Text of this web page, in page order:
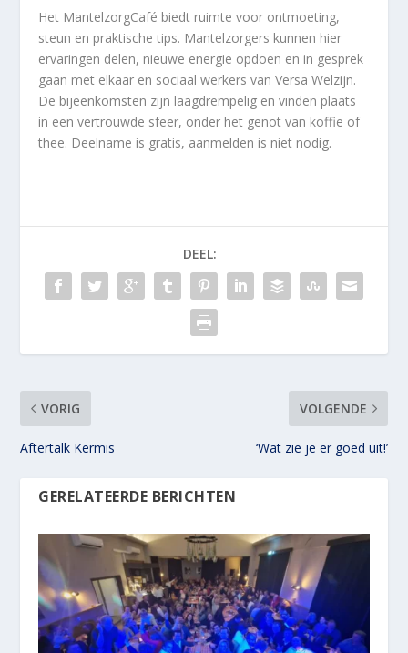
Het MantelzorgCafé biedt ruimte voor ontmoeting,
steun en praktische tips. Mantelzorgers kunnen hier
ervaringen delen, nieuwe energie opdoen en in gesprek
gaan met elkaar en sociaal werkers van Versa Welzijn.
De bijeenkomsten zijn laagdrempelig en vinden plaats
in een vertrouwde sfeer, onder het genot van koffie of
thee. Deelname is gratis, aanmelden is niet nodig.
DEEL:
VORIG
Aftertalk Kermis
VOLGENDE
‘Wat zie je er goed uit!’
GERELATEERDE BERICHTEN